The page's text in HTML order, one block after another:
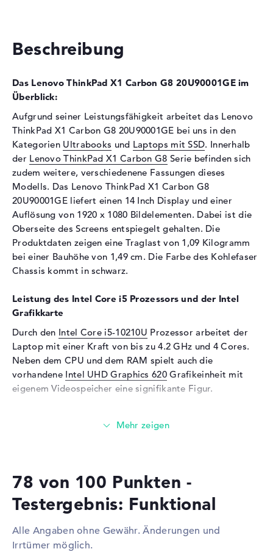
Schnittstelle
Laufwerks-Typ
ohne Laufwerk
Display-Typ
14" TFT
Max. Auflösung
1920 x 1080
Auflösungstyp
Full-HD
Besonderheiten
Display, entspiegelt, LED-
Hintergrundbeleuchtung, IPS
Panel
Audio
Soundkarte
Hi-Definition Audio
Sensorauflösung
0,9 MP
Eingabegeräte
Tastatur (Beleuchtet
(hintergrund),
Flüssigkeitsabweisend),
Touchpad (Multi-Touch-
802.11n, 802.11ac, 802.11ax
Bluetooth
Bluetooth 5
Schnittstellen
Beschreibung
Das Lenovo ThinkPad X1 Carbon G8 20U90001GE im
Überblick:
Aufgrund seiner Leistungsfähigkeit arbeitet das Lenovo
ThinkPad X1 Carbon G8 20U90001GE bei uns in den
Kategorien Ultrabooks und Laptops mit SSD. Innerhalb
der Lenovo ThinkPad X1 Carbon G8 Serie befinden sich
zudem weitere, verschiedenene Fassungen dieses
Modells. Das Lenovo ThinkPad X1 Carbon G8
20U90001GE liefert einen 14 Inch Display und einer
Auflösung von 1920 x 1080 Bildelementen. Dabei ist die
Oberseite des Screens entspiegelt gehalten. Die
Produktdaten zeigen eine Traglast von 1,09 Kilogramm
bei einer Bauhöhe von 1,49 cm. Die Farbe des Kohlefaser
Chassis kommt in schwarz.
Leistung des Intel Core i5 Prozessors und der Intel
Grafikkarte
Durch den Intel Core i5-10210U Prozessor arbeitet der
Laptop mit einer Kraft von bis zu 4.2 GHz und 4 Cores.
Neben dem CPU und dem RAM spielt auch die
vorhandene Intel UHD Graphics 620Grafikeinheit mit
eigenem Videospeicher eine signifikante Figur.
verbaut. Der Entwickler erlaubt in diesem Notebook
umfassende Ordner sitzen auf einer Festplatte mit 256
Diese Schnittstellen und Funkverbindungen sind an
78 von 100 Punkten -
Testergebnis: Funktional
Alle Angaben ohne Gewähr. Änderungen und
Irrtümer möglich.